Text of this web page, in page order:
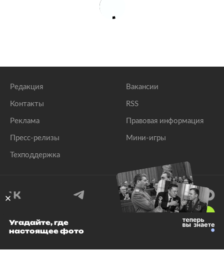
Редакция
Контакты
Реклама
Пресс-релизы
Техподдержка
Вакансии
RSS
Правовая информация
Мини-игры
© 1999–2026 Все права защищены.
Угадайте, где
настоящее фото